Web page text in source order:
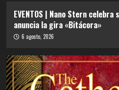
EVENTOS | Nano Stern
anuncia la gira «Bitácora»
6 agosto, 2026